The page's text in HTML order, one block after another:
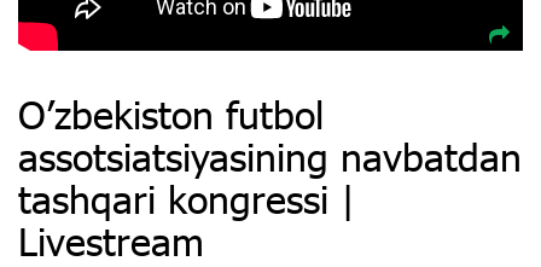
O’zbekiston futbol
assotsiatsiyasining navbatdan
tashqari kongressi |
Livestream